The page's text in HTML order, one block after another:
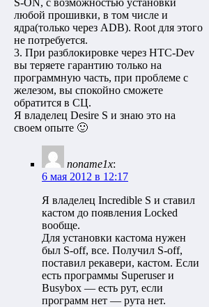
любой прошивки, в том числе и
ядра(только через ADB). Root для этого
не потребуется.
3. При разблокировке через HTC-Dev
вы теряете гарантию только на
программную часть, при проблеме с
железом, вы спокойно сможете
обратится в СЦ.
Я владелец Desire S и знаю это на
своем опыте 🙂
noname1x:
6 мая 2012 в 12:17
Я владелец Incredible S и ставил
кастом до появления Locked
вообще.
Для установки кастома нужен
был S-off, все. Получил S-off,
поставил рекавери, кастом. Если
есть программы Superuser и
Busybox — есть рут, если
программ нет — рута нет.